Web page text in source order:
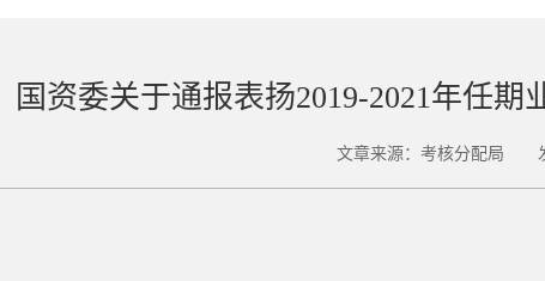
国资委关于通报表扬2019-2021年任
文章来源：考核分配局 发